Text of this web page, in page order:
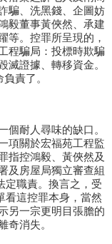
騙、洗黑錢、企圖妨
毅董事黃俠然、承建
等。控罪所呈現的，
程騙局：投標時欺騙
滅證據、轉移資金。
責了。
個耐人尋味的缺口。
項關於宏福苑工程監
指控鴻毅、黃俠然及
及房屋局獨立審查組
定職責。換言之，受
看這控罪本身，當然
另一宗更明目張膽的
奇消失。